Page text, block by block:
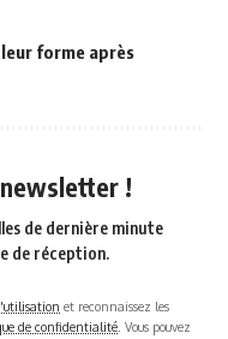
forme après
!
de dernière minute
de réception.
et reconnaissez les
de confidentialité . Vous pouvez